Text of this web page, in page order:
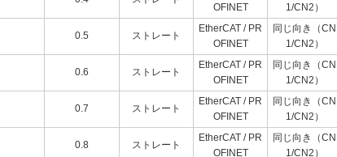
OFINET
1/CN2）
0.5 ストレート
EtherCAT / PR
OFINET
同じ向き（CN
1/CN2）
0.6 ストレート
EtherCAT / PR
OFINET
同じ向き（CN
1/CN2）
0.7 ストレート
EtherCAT / PR
OFINET
同じ向き（CN
1/CN2）
0.8 ストレート
EtherCAT / PR
OFINET
同じ向き（CN
1/CN2）